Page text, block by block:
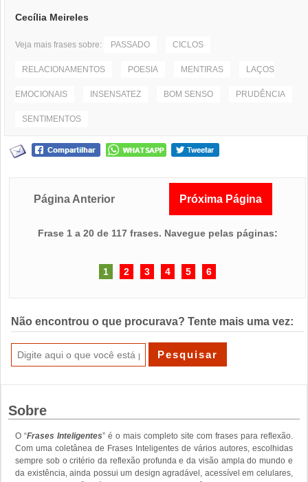
Cecília Meireles
Veja mais frases sobre: PASSADO CICLOS
RELACIONAMENTOS POESIA MENTIRAS LAÇOS
EMOCIONAIS INSENSATEZ BOM SENSO PRUDÊNCIA
SENTIMENTOS
Página Anterior Próxima Página
Frase 1 a 20 de 117 frases. Navegue pelas páginas:
1 2 3 4 5 6
Não encontrou o que procurava? Tente mais uma vez:
Sobre
O “Frases Inteligentes” é o mais completo site com frases para reflexão.
Com uma coletânea de Frases Inteligentes de vários autores, escolhidas
sempre sob o critério da reflexão profunda e da visão ampla do mundo e
da existência, ainda possui um design agradável, acessível em celulares,